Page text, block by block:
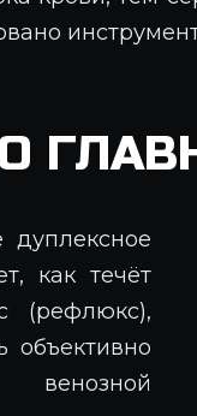
дуплексное
как течёт
(рефлюкс),
объективно